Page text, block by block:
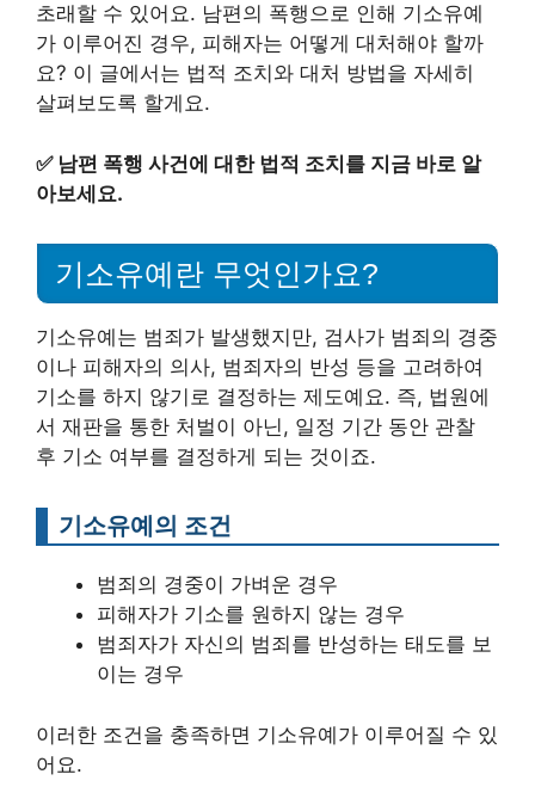
초래할 수 있어요. 남편의 폭행으로 인해 기소유예
가 이루어진 경우, 피해자는 어떻게 대처해야 할까
요? 이 글에서는 법적 조치와 대처 방법을 자세히
살펴보도록 할게요.
✅ 남편 폭행 사건에 대한 법적 조치를 지금 바로 알
아보세요.
기소유예란 무엇인가요?
기소유예는 범죄가 발생했지만, 검사가 범죄의 경중
이나 피해자의 의사, 범죄자의 반성 등을 고려하여
기소를 하지 않기로 결정하는 제도예요. 즉, 법원에
서 재판을 통한 처벌이 아닌, 일정 기간 동안 관찰
후 기소 여부를 결정하게 되는 것이죠.
기소유예의 조건
범죄의 경중이 가벼운 경우
피해자가 기소를 원하지 않는 경우
범죄자가 자신의 범죄를 반성하는 태도를 보
이는 경우
이러한 조건을 충족하면 기소유예가 이루어질 수 있
어요.